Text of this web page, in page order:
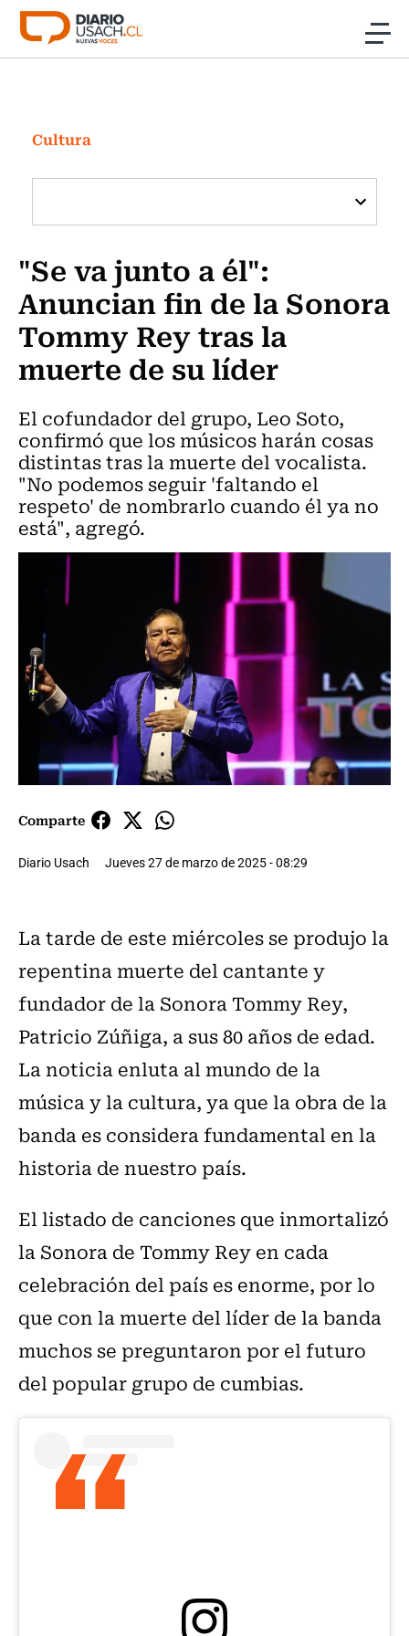
Click acá para ir directamente al contenido
Investigación
Cultura
Programas Radio y TV Usach
Cultura
"Se va junto a él":
Anuncian fin de la Sonora
Tommy Rey tras la
muerte de su líder
El cofundador del grupo, Leo Soto,
confirmó que los músicos harán cosas
distintas tras la muerte del vocalista.
"No podemos seguir 'faltando el
respeto' de nombrarlo cuando él ya no
está", agregó.
Comparte
Diario Usach Jueves 27 de marzo de 2025 - 08:29
La tarde de este miércoles se produjo la
repentina muerte del cantante y
fundador de la Sonora Tommy Rey,
Patricio Zúñiga, a sus 80 años de edad.
La noticia enluta al mundo de la
música y la cultura, ya que la obra de la
banda es considera fundamental en la
historia de nuestro país.
El listado de canciones que inmortalizó
la Sonora de Tommy Rey en cada
celebración del país es enorme, por lo
que con la muerte del líder de la banda
muchos se preguntaron por el futuro
del popular grupo de cumbias.